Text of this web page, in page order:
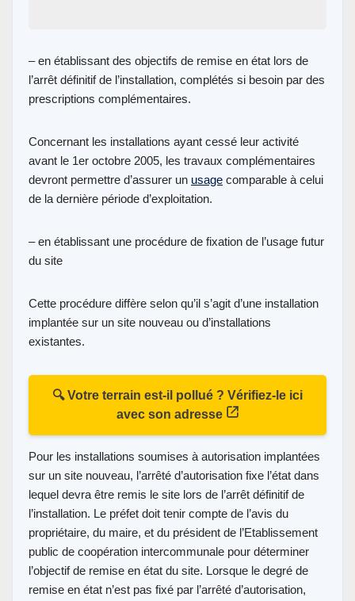
– en établissant des objectifs de remise en état lors de
l’arrêt définitif de l’installation, complétés si besoin par des
prescriptions complémentaires.
Concernant les installations ayant cessé leur activité
avant le 1er octobre 2005, les travaux complémentaires
devront permettre d’assurer un usage comparable à celui
de la dernière période d’exploitation.
– en établissant une procédure de fixation de l’usage futur
du site
Cette procédure diffère selon qu’il s’agit d’une installation
implantée sur un site nouveau ou d’installations
existantes.
🔍 Votre terrain est-il pollué ? Vérifiez-le ici
avec son adresse
Pour les installations soumises à autorisation implantées
sur un site nouveau, l’arrêté d’autorisation fixe l’état dans
lequel devra être remis le site lors de l’arrêt définitif de
l’installation. Le préfet doit tenir compte de l’avis du
propriétaire, du maire, et du président de l’Etablissement
public de coopération intercommunale pour déterminer
l’objectif de remise en état du site. Lorsque le degré de
remise en état n’est pas fixé par l’arrêté d’autorisation,